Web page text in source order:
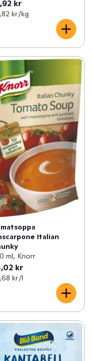
kr
kr /kg
Italian
ml, Knorr
kr
kr /l